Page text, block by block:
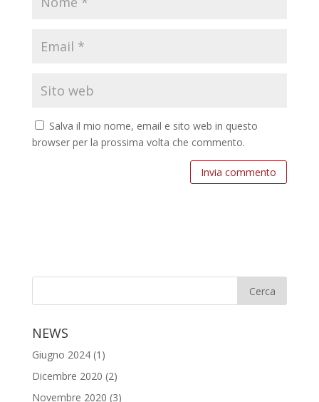
Salva il mio nome, email e sito web in questo
browser per la prossima volta che commento.
Invia commento
NEWS
Giugno 2024(1)
Dicembre 2020 (2)
Novembre 2020 (3)